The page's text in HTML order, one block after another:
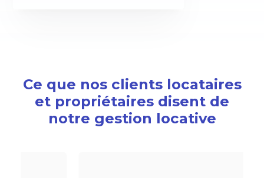
Ce que nos clients locataires
et propriétaires disent de
notre gestion locative